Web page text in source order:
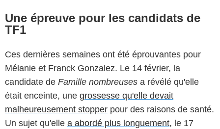
Une épreuve pour les candidats de
TF1
Ces dernières semaines ont été éprouvantes pour
Mélanie et Franck Gonzalez. Le 14 février, la
candidate de Famille nombreuses a révélé qu'elle
était enceinte, une grossesse qu'elle devait
malheureusement stopper pour des raisons de santé.
Un sujet qu'elle a abordé plus longuement, le 17